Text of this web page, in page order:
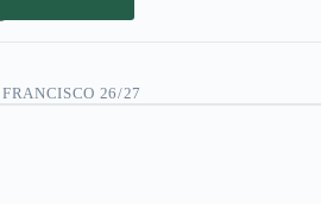
26/27